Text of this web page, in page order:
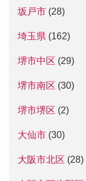
坂戸市 (28)
埼玉県 (162)
堺市中区 (29)
堺市南区 (30)
堺市堺区 (2)
大仙市 (30)
大阪市北区 (28)